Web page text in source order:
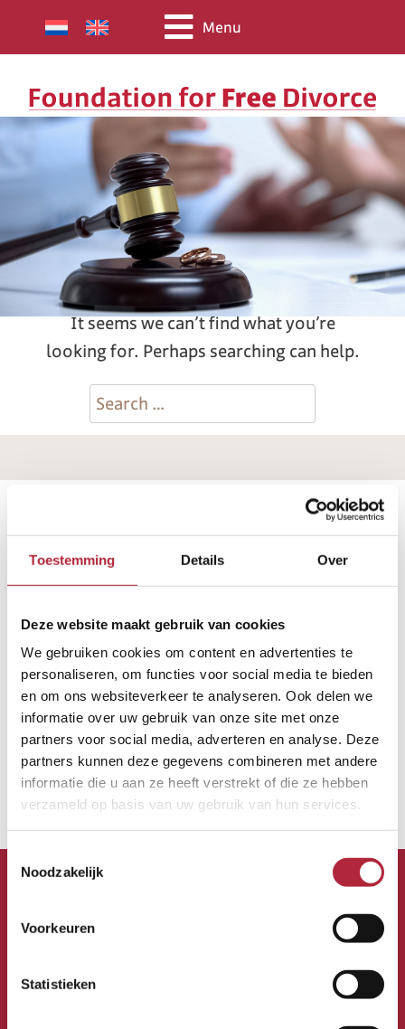
Toestemming Details Over
Deze website maakt gebruik van cookies
We gebruiken cookies om content en advertenties te
personaliseren, om functies voor social media te bieden
en om ons websiteverkeer te analyseren. Ook delen we
informatie over uw gebruik van onze site met onze
partners voor social media, adverteren en analyse. Deze
partners kunnen deze gegevens combineren met andere
informatie die u aan ze heeft verstrekt of die ze hebben
verzameld op basis van uw gebruik van hun services.
Toestemmingsselectie
Noodzakelijk
Voorkeuren
Statistieken
Menu
Nothing Found
It seems we can’t find what you’re
looking for. Perhaps searching can help.
Search
Contact
Gildelaan 1B